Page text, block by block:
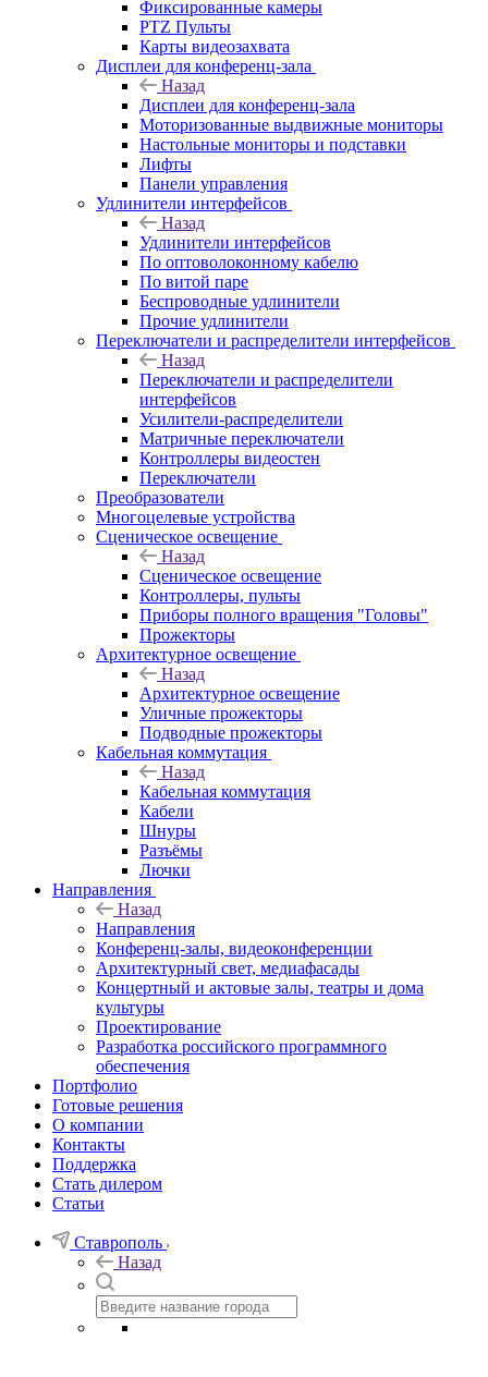
Фиксированные камеры
PTZ Пульты
Карты видеозахвата
Дисплеи для конференц-зала
Назад
Дисплеи для конференц-зала
Моторизованные выдвижные мониторы
Настольные мониторы и подставки
Лифты
Панели управления
Удлинители интерфейсов
Назад
Удлинители интерфейсов
По оптоволоконному кабелю
По витой паре
Беспроводные удлинители
Прочие удлинители
Переключатели и распределители интерфейсов
Назад
Переключатели и распределители
интерфейсов
Усилители-распределители
Матричные переключатели
Контроллеры видеостен
Переключатели
Преобразователи
Многоцелевые устройства
Сценическое освещение
Назад
Сценическое освещение
Контроллеры, пульты
Приборы полного вращения "Головы"
Прожекторы
Архитектурное освещение
Назад
Архитектурное освещение
Уличные прожекторы
Подводные прожекторы
Кабельная коммутация
Назад
Кабельная коммутация
Кабели
Шнуры
Разъёмы
Лючки
Направления
Назад
Направления
Конференц-залы, видеоконференции
Архитектурный свет, медиафасады
Концертный и актовые залы, театры и дома
культуры
Проектирование
Разработка российского программного
обеспечения
Портфолио
Готовые решения
О компании
Контакты
Поддержка
Стать дилером
Статьи
Ставрополь
Назад